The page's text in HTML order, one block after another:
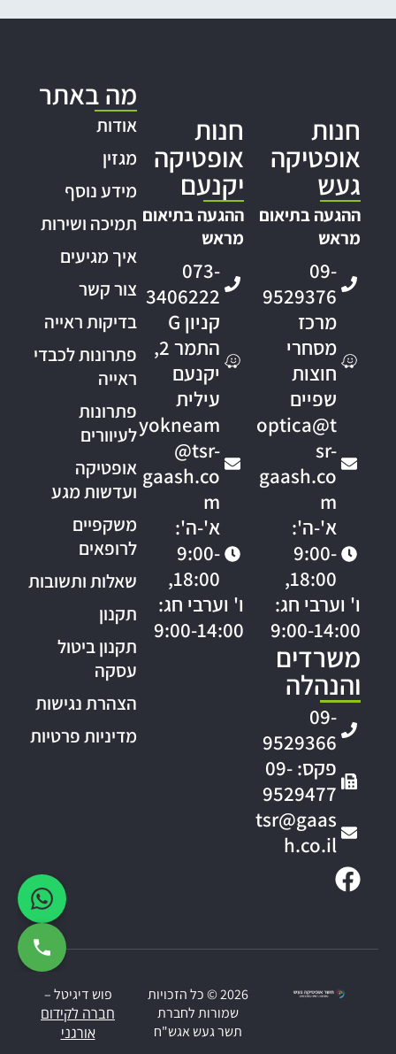
חנות
אופטיקה
געש
ההגעה בתיאום
מראש
09-
9529376
מרכז
מסחרי
חוצות
שפיים
optica@t
sr-
gaash.co
m
א'-ה':
9:00-
18:00,
ו' וערבי חג:
9:00-14:00
משרדים
והנהלה
09-
9529366
פקס: 09-
9529477
tsr@gaas
h.co.il
חנות
אופטיקה
יקנעם
ההגעה בתיאום
מראש
073-
3406222
קניון G
התמר 2,
יקנעם
עילית
yokneam
@tsr-
gaash.co
m
א'-ה':
9:00-
18:00,
ו' וערבי חג:
9:00-14:00
מה באתר
אודות
מגזין
מידע נוסף
תמיכה ושירות
איך מגיעים
צור קשר
בדיקות ראייה
פתרונות לכבדי
ראייה
פתרונות
לעיוורים
אופטיקה
ועדשות מגע
משקפיים
לרופאים
שאלות ותשובות
תקנון
תקנון ביטול
עסקה
הצהרת נגישות
מדיניות פרטיות
2026 © כל הזכויות
שמורות לחברת
תשר געש אגש"ח
פוש דיגיטל –
חברה לקידום
אורגני